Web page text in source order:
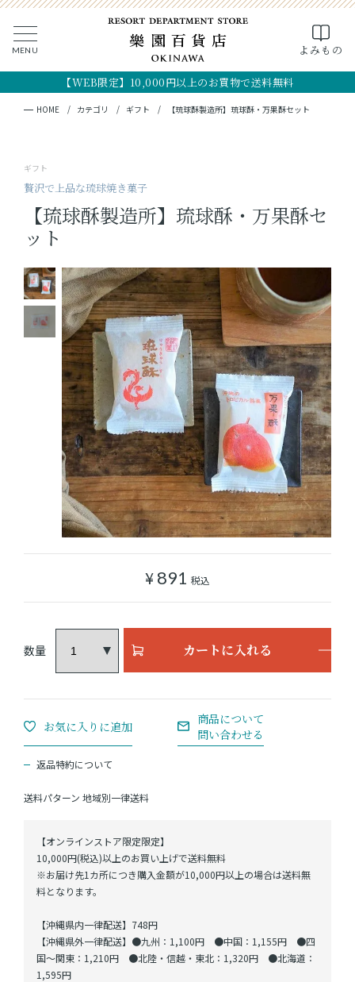
MENU よみもの
【WEB限定】10,000円以上のお買物で送料無料
CLOSE
検索
キーワード検索
MY PAGE CART
全ての商品
フード
クラフト
つくり手
OKINAWA the RYUKYU
ショッピングガイド
よみもの
実店舗のご案内
樂園百貨店について
HOME カテゴリ ギフト 【琉球酥製造所】琉球酥・万果酥セット
ギフト
贅沢で上品な琉球焼き菓子
【琉球酥製造所】琉球酥・万果酥セ
ット
¥891 税込
送料パターン 地域別一律送料
カートに入れる
返品特約について
【オンラインストア限定限定】
10,000円(税込)以上のお買い上げで送料無料
※お届け先1カ所につき購入金額が10,000円以上の場合は送料無
料となります。
【沖縄県内一律配送】748円
【沖縄県外一律配送】●九州：1,100円 ●中国：1,155円 ●四
国～関東：1,210円 ●北陸・信越・東北：1,320円 ●北海道：
1,595円